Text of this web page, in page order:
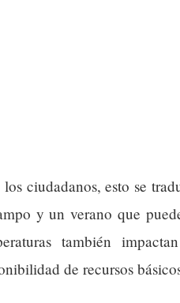
los ciudadanos, esto se
y un verano que
también
de recursos